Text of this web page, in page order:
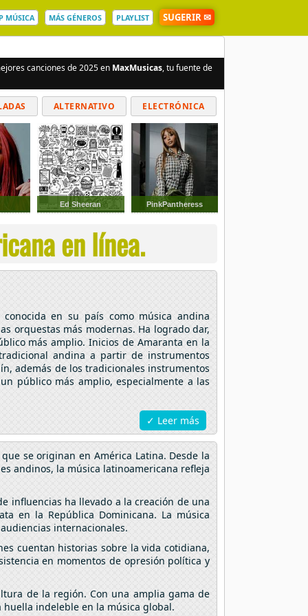
MÚSICA MÁS GÉNEROS PLAYLIST SUGERIR ✉
canciones de 2025 en MaxMusicas, tu fuente de
ALTERNATIVO ELECTRÓNICA
Ed Sheeran PinkPantheress
en línea.
en su país como música andina
orquestas más modernas. Ha logrado dar,
más amplio. Inicios de Amaranta en la
andina a partir de instrumentos
además de los tradicionales instrumentos
público más amplio, especialmente a las
✓ Leer más
se originan en América Latina. Desde la
andinos, la música latinoamericana refleja
influencias ha llevado a la creación de una
en la República Dominicana. La música
internacionales.
cuentan historias sobre la vida cotidiana,
en momentos de opresión política y
de la región. Con una amplia gama de
indeleble en la música global.